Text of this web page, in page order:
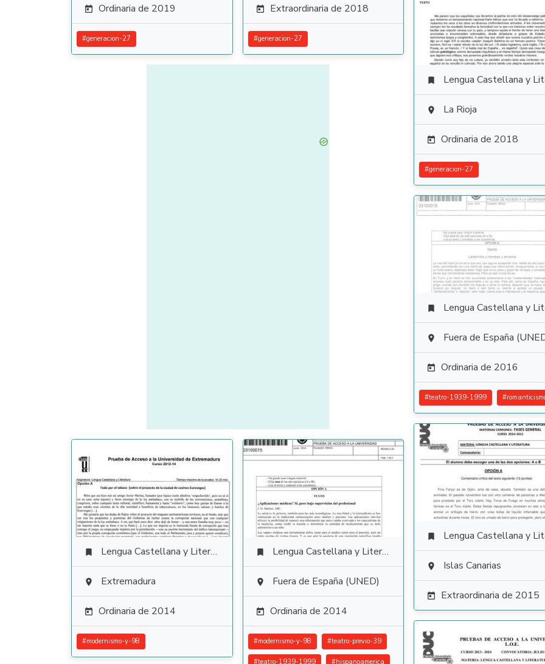
 Ordinaria de 2019
#generacion-27
 Extraordinaria de 2018
#generacion-27
 Lengua Castellana y
 La Rioja
 Ordinaria de 2018
#generacion-27
 Lengua Castellana y
 Fuera de España
 Ordinaria de 2016
#teatro-1939-1999 #
 Lengua Castellana y
 Islas Canarias
 Extraordinaria de 2015
 Lengua Castellana y Literatura
 Extremadura
 Ordinaria de 2014
#modernismo-y-98
 Lengua Castellana y Literatura
 Fuera de España (UNED)
 Ordinaria de 2014
#modernismo-y-98 #teatro-previo-39
#teatro-1939-1999 #hispanoamerica